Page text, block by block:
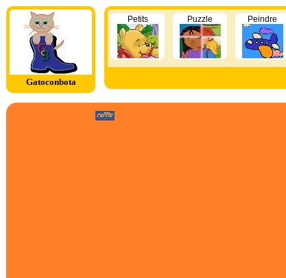
Gatoconbota
Petits Puzzle Peindre